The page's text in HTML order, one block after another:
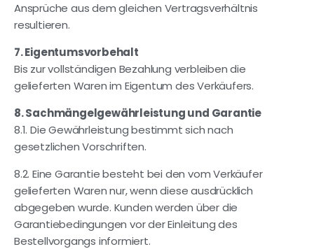
Ansprüche aus dem gleichen Vertragsverhältnis
resultieren.
7. Eigentumsvorbehalt
Bis zur vollständigen Bezahlung verbleiben die
gelieferten Waren im Eigentum des Verkäufers.
8. Sachmängelgewährleistung und Garantie
8.1. Die Gewährleistung bestimmt sich nach
gesetzlichen Vorschriften.
8.2. Eine Garantie besteht bei den vom Verkäufer
gelieferten Waren nur, wenn diese ausdrücklich
abgegeben wurde. Kunden werden über die
Garantiebedingungen vor der Einleitung des
Bestellvorgangs informiert.